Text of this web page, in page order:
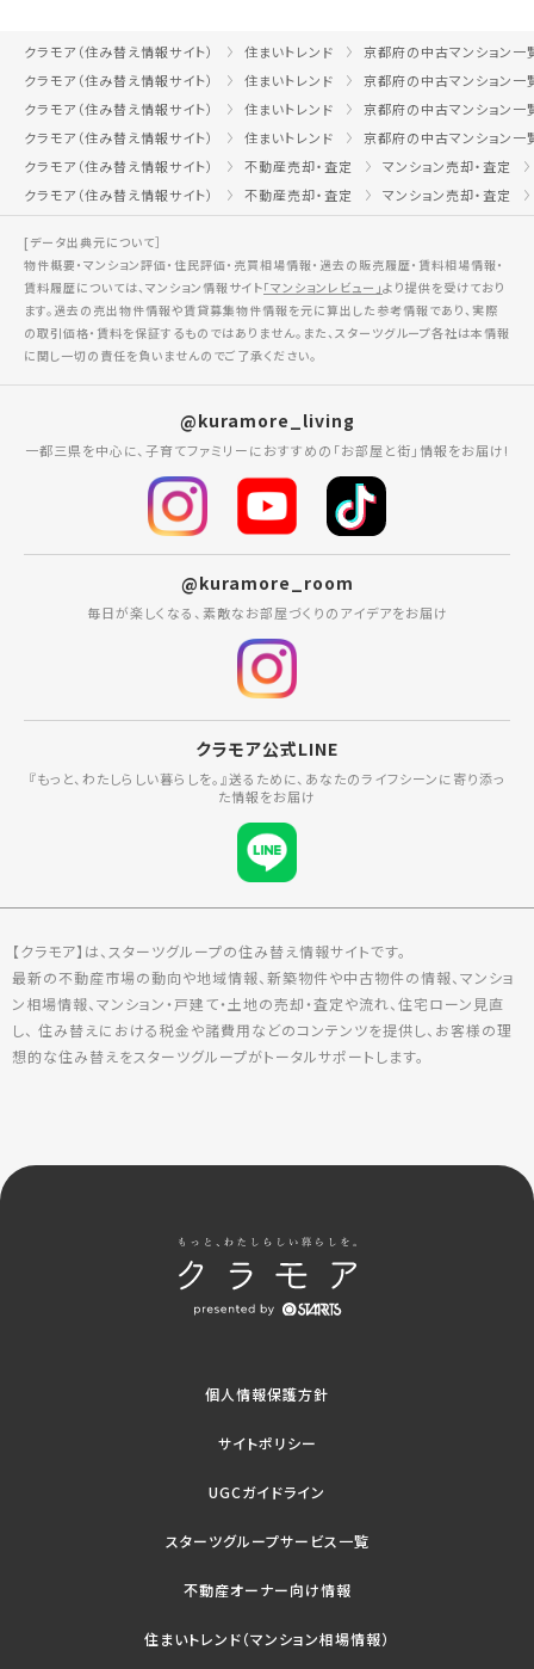
クラモア（住み替え情報サイト） 住まいトレンド
京都府の中古マンション一
クラモア（住み替え情報サイト）
住まいトレンド
京都府の中古マンション一
クラモア（住み替え情報サイト）
住まいトレンド
京都府の中古マンション一
クラモア（住み替え情報サイト）
住まいトレンド
京都府の中古マンション一
クラモア（住み替え情報サイト）
不動産売却・査定
マンション売却・査定
クラモア（住み替え情報サイト）
不動産売却・査定 マンション売却・査定
[データ出典元について］
物件概要・マンション評価・住民評価・売買相場情報・過去の販売履歴・賃料相場情報・
賃料履歴については、マンション情報サイト「マンションレビュー」より提供を受けており
ます。過去の売出物件情報や賃貸募集物件情報を元に算出した参考情報であり、実際
の取引価格・賃料を保証するものではありません。また、スターツグループ各社は本情報
に関し一切の責任を負いませんのでご了承ください。
@kuramore_living
一都三県を中心に、子育てファミリーにおすすめの「お部屋と街」情報をお届け!
@kuramore_room
毎日が楽しくなる、素敵なお部屋づくりのアイデアをお届け
クラモア公式LINE
『もっと、わたしらしい暮らしを。』送るために、あなたのライフシーンに寄り添っ
た情報をお届け
【クラモア】は、スターツグループの住み替え情報サイトです。
最新の不動産市場の動向や地域情報、新築物件や中古物件の情報、マンショ
ン相場情報、マンション・戸建て・土地の売却・査定や流れ、住宅ローン見直
し、 住み替えにおける税金や諸費用などのコンテンツを提供し、お客様の理
想的な住み替えをスターツグループがトータルサポートします。
個人情報保護方針
サイトポリシー
UGCガイドライン
スターツグループサービス一覧
不動産オーナー向け情報
住まいトレンド（マンション相場情報）